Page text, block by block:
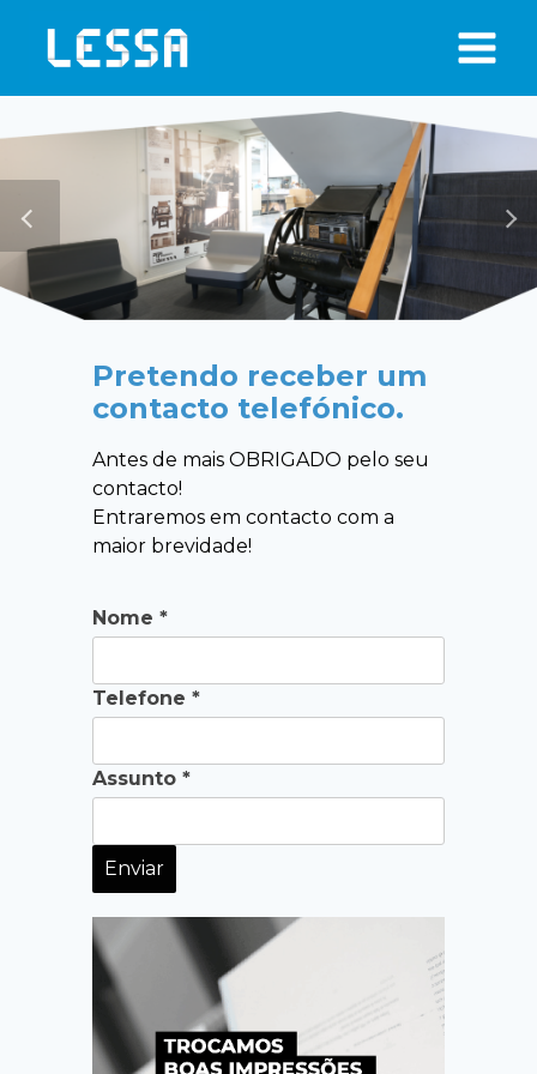
Pretendo receber um
contacto telefónico.
Antes de mais OBRIGADO pelo seu
contacto!
Entraremos em contacto com a
maior brevidade!
Nome *
Telefone *
Assunto *